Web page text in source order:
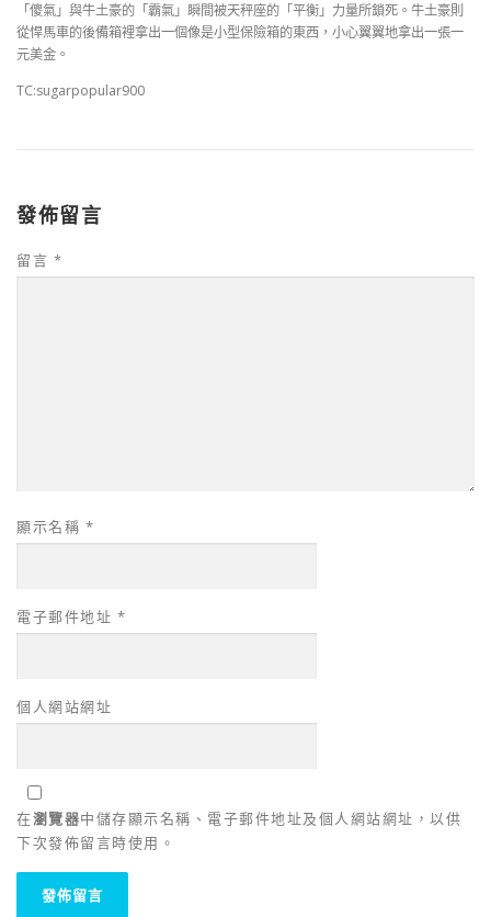
「傻氣」與牛土豪的「霸氣」瞬間被天秤座的「平衡」力量所鎖死。牛土豪則
從悍馬車的後備箱裡拿出一個像是小型保險箱的東西，小心翼翼地拿出一張一
元美金。
TC:sugarpopular900
發佈留言
留言 *
顯示名稱 *
電子郵件地址 *
個人網站網址
在瀏覽器中儲存顯示名稱、電子郵件地址及個人網站網址，以供
下次發佈留言時使用。